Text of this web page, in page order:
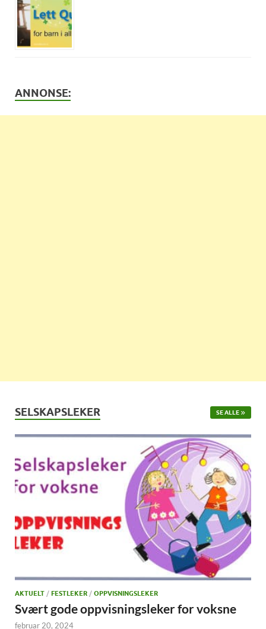
ANNONSE:
SELSKAPSLEKER SE ALLE
AKTUELT / FESTLEKER / OPPVISNINGSLEKER
Svært gode oppvisningsleker for voksne
februar 20, 2024